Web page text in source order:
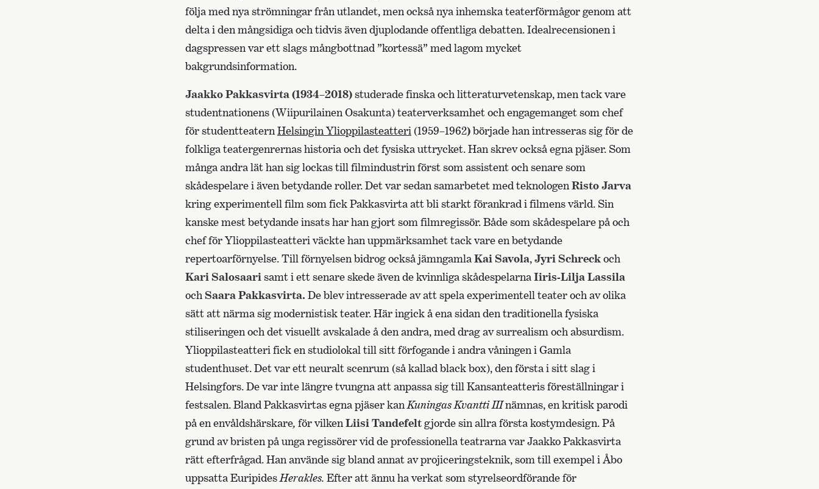
följa med nya strömningar från utlandet, men också nya inhemska teaterförmågor genom att
delta i den mångsidiga och tidvis även djuplodande offentliga debatten. Idealrecensionen i
dagspressen var ett slags mångbottnad ”kortessä” med lagom mycket
bakgrundsinformation.
Jaakko Pakkasvirta (1934–2018)studerade finska och litteraturvetenskap, men tack vare
studentnationens (Wiipurilainen Osakunta) teaterverksamhet och engagemanget som chef
för studentteatern Helsingin Ylioppilasteatteri (1959–1962)började han intresseras sig för de
folkliga teatergenrernas historia och det fysiska uttrycket. Han skrev också egna pjäser. Som
många andra lät han sig lockas till filmindustrin först som assistent och senare som
skådespelare i även betydande roller. Det var sedan samarbetet med teknologen Risto Jarva
kring experimentell film som fick Pakkasvirta att bli starkt förankrad i filmens värld. Sin
kanske mest betydande insats har han gjort som filmregissör. Både som skådespelare på och
chef för Ylioppilasteatteri väckte han uppmärksamhet tack vare en betydande
repertoarförnyelse. Till förnyelsen bidrog också jämngamlaKai Savola,Jyri Schreckoch
Kari Salosaari samt i ett senare skede även de kvinnliga skådespelarnaIiris-Lilja Lassila
och Saara Pakkasvirta. De blev intresserade av att spela experimentell teater och av olika
sätt att närma sig modernistisk teater. Här ingick å ena sidan den traditionella fysiska
stiliseringen och det visuellt avskalade å den andra, med drag av surrealism och absurdism.
Ylioppilasteatteri fick en studiolokal till sitt förfogande i andra våningen i Gamla
studenthuset. Det var ett neuralt scenrum (så kallad black box), den första i sitt slag i
Helsingfors. De var inte längre tvungna att anpassa sig till Kansanteatteris föreställningar i
festsalen. Bland Pakkasvirtas egna pjäser kan Kuningas Kvantti IIInämnas, en kritisk parodi
på en envåldshärskare, för vilken Liisi Tandefeltgjorde sin allra första kostymdesign. På
grund av bristen på unga regissörer vid de professionella teatrarna var Jaakko Pakkasvirta
rätt efterfrågad. Han använde sig bland annat av projiceringsteknik, som till exempel i Åbo
uppsatta Euripides Herakles. Efter att ännu ha verkat som styrelseordförande för